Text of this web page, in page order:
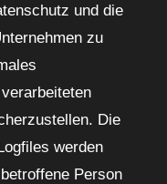
und die
zu
Die
werden
Person